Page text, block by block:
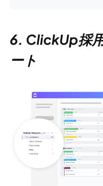
6. ClickUp採
ート